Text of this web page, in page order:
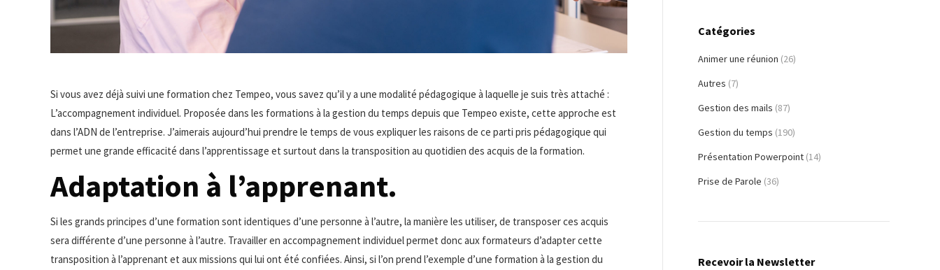
Si vous avez déjà suivi une formation chez Tempeo, vous savez qu’il y a une modalité pédagogique à laquelle je suis très attaché :
L’accompagnement individuel. Proposée dans les formations à la gestion du temps depuis que Tempeo existe, cette approche est
dans l’ADN de l’entreprise. J’aimerais aujourd’hui prendre le temps de vous expliquer les raisons de ce parti pris pédagogique qui
permet une grande efficacité dans l’apprentissage et surtout dans la transposition au quotidien des acquis de la formation.
Adaptation à l’apprenant.
Si les grands principes d’une formation sont identiques d’une personne à l’autre, la manière les utiliser, de transposer ces acquis
sera différente d’une personne à l’autre. Travailler en accompagnement individuel permet donc aux formateurs d’adapter cette
transposition à l’apprenant et aux missions qui lui ont été confiées. Ainsi, si l’on prend l’exemple d’une formation à la gestion du
Catégories
Animer une réunion (26)
Autres (7)
Gestion des mails (87)
Gestion du temps (190)
Présentation Powerpoint (14)
Prise de Parole (36)
Recevoir la Newsletter